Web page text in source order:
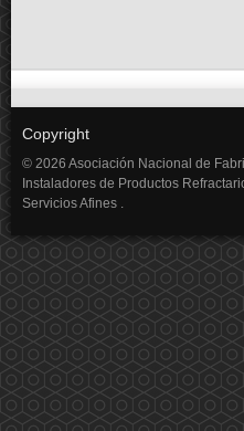
Copyright
© 2026 Asociación Nacional de
Instaladores de Productos
Servicios Afines .